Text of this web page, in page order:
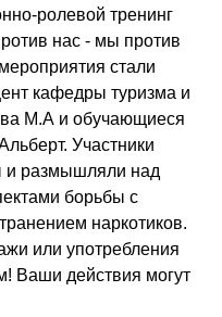
ролевой тренинг
нас - мы против
стали
кафедры туризма и
М.А и обучающиеся
Участники
и размышляли над
борьбы с
наркотиков.
или употребления
Ваши действия могут